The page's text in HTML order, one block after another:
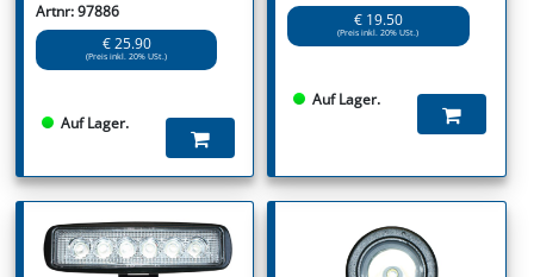
Artnr: 97886
€ 25.90
(Preis inkl. 20% USt.)
Auf Lager.
€ 19.50
(Preis inkl. 20% USt.)
Auf Lager.